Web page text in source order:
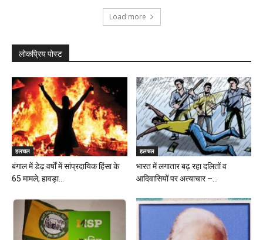
Load more
लोकप्रिय पोस्ट
हलचल
बंगाल में डेढ़ वर्षों में सांप्रदायिक हिंसा के
65 मामले; हावड़ा...
हलचल
भारत में लगातार बढ़ रहा दलितों व
आदिवासियों पर अत्याचार –...